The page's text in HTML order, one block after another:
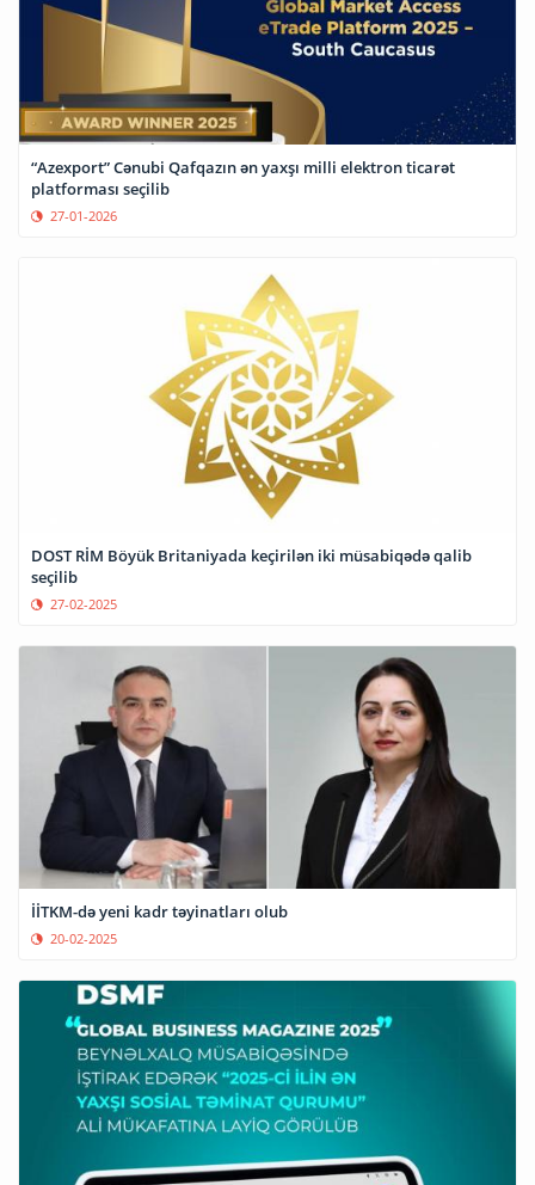
“Azexport” Cənubi Qafqazın ən yaxşı milli elektron ticarət
platforması seçilib
27-01-2026
DOST RİM Böyük Britaniyada keçirilən iki müsabiqədə qalib
seçilib
27-02-2025
İİTKM-də yeni kadr təyinatları olub
20-02-2025